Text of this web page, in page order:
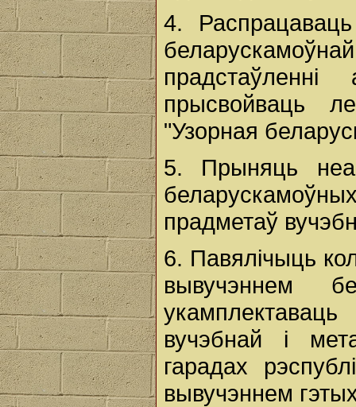
4.
прысвойваць
"Узорная
5. Прыняць
прадметаў
6. Павялічыць
вывучэннем
укамплектаваць
вучэбнай і
гарадах
вывучэннем